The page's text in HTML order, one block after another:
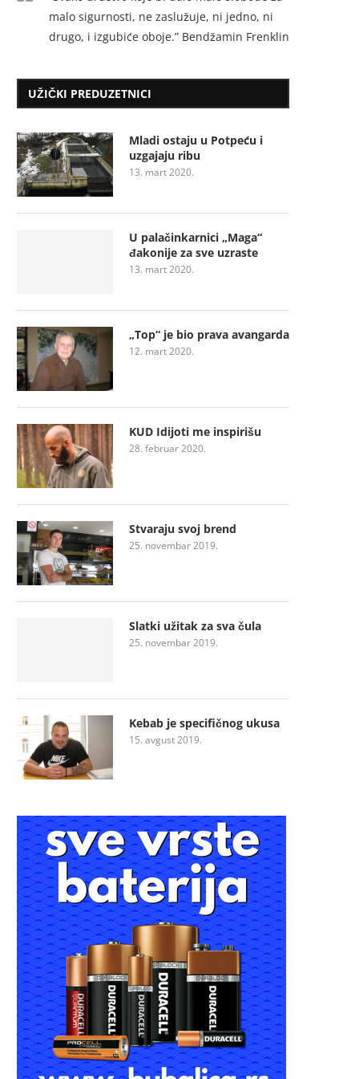
malo sigurnosti, ne zaslužuje, ni jedno, ni
drugo, i izgubiće oboje.” Bendžamin Frenklin
UŽIČKI PREDUZETNICI
Mladi ostaju u Potpeću i
uzgajaju ribu
13. mart 2020.
U palačinkarnici „Maga“
đakonije za sve uzraste
13. mart 2020.
„Top“ je bio prava avangarda
12. mart 2020.
KUD Idijoti me inspirišu
28. februar 2020.
Stvaraju svoj brend
25. novembar 2019.
Slatki užitak za sva čula
25. novembar 2019.
Kebab je specifičnog ukusa
15. avgust 2019.